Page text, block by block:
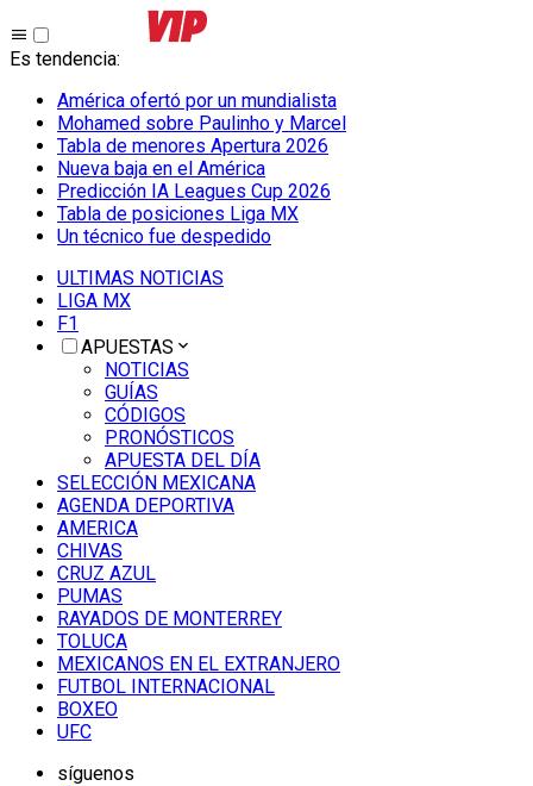
Es tendencia:
América ofertó por un mundialista
Mohamed sobre Paulinho y Marcel
Tabla de menores Apertura 2026
Nueva baja en el América
Predicción IA Leagues Cup 2026
Tabla de posiciones Liga MX
Un técnico fue despedido
ULTIMAS NOTICIAS
LIGA MX
F1
APUESTAS
NOTICIAS
GUÍAS
CÓDIGOS
PRONÓSTICOS
APUESTA DEL DÍA
SELECCIÓN MEXICANA
AGENDA DEPORTIVA
AMERICA
CHIVAS
CRUZ AZUL
PUMAS
RAYADOS DE MONTERREY
TOLUCA
MEXICANOS EN EL EXTRANJERO
FUTBOL INTERNACIONAL
BOXEO
UFC
síguenos